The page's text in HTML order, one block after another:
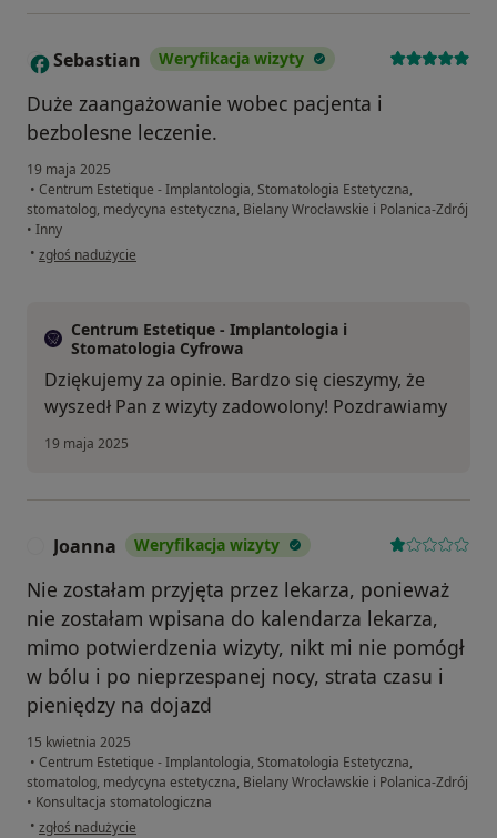
S Sebastian Weryfikacja wizyty
Duże zaangażowanie wobec pacjenta i
bezbolesne leczenie.
19 maja 2025
• Centrum Estetique - Implantologia, Stomatologia Estetyczna,
stomatolog, medycyna estetyczna, Bielany Wrocławskie i Polanica-Zdrój
• Inny
• w opinii użytkownika Sebastian
zgłoś nadużycie
Centrum Estetique - Implantologia i
Stomatologia Cyfrowa
Dziękujemy za opinie. Bardzo się cieszymy, że
wyszedł Pan z wizyty zadowolony! Pozdrawiamy
19 maja 2025
Joanna Weryfikacja wizyty
Nie zostałam przyjęta przez lekarza, ponieważ
nie zostałam wpisana do kalendarza lekarza,
mimo potwierdzenia wizyty, nikt mi nie pomógł
w bólu i po nieprzespanej nocy, strata czasu i
pieniędzy na dojazd
15 kwietnia 2025
• Centrum Estetique - Implantologia, Stomatologia Estetyczna,
stomatolog, medycyna estetyczna, Bielany Wrocławskie i Polanica-Zdrój
• Konsultacja stomatologiczna
• w opinii użytkownika Joanna
zgłoś nadużycie